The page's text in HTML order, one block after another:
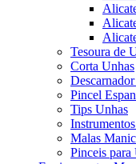
Tesoura de
Corta Unhas
Pincel
Tips Unhas
Malas
Pinceis para